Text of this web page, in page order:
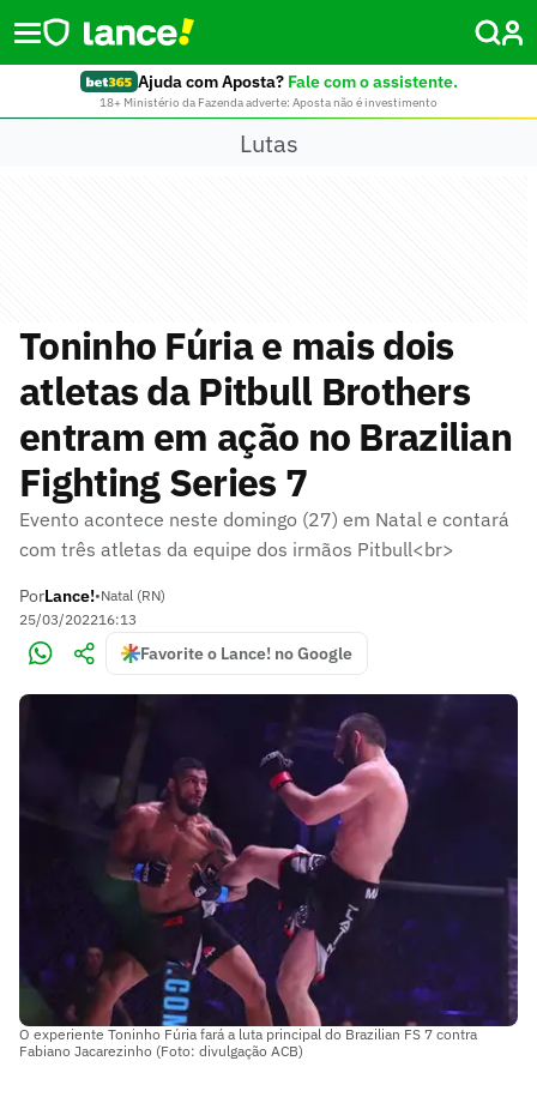
Ajuda com Aposta? Fale com o assistente.
18+ Ministério da Fazenda adverte: Aposta não é investimento
Lutas
Toninho Fúria e mais dois
atletas da Pitbull Brothers
entram em ação no Brazilian
Fighting Series 7
Evento acontece neste domingo (27) em Natal e contará
com três atletas da equipe dos irmãos Pitbull<br>
PorLance!•Natal (RN)
25/03/202216:13
Favorite o Lance! no Google
O experiente Toninho Fúria fará a luta principal do Brazilian FS 7 contra
Fabiano Jacarezinho (Foto: divulgação ACB)